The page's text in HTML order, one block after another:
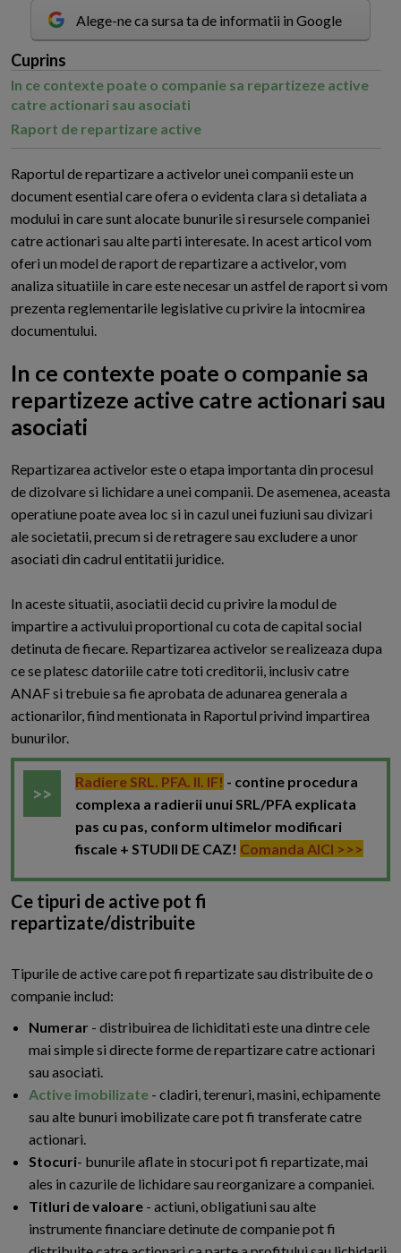
Alege-ne ca sursa ta de informatii in Google
Cuprins
In ce contexte poate o companie sa repartizeze active
catre actionari sau asociati
Raport de repartizare active
Raportul de repartizare a activelor unei companii este un
document esential care ofera o evidenta clara si detaliata a
modului in care sunt alocate bunurile si resursele companiei
catre actionari sau alte parti interesate. In acest articol vom
oferi un model de raport de repartizare a activelor, vom
analiza situatiile in care este necesar un astfel de raport si vom
prezenta reglementarile legislative cu privire la intocmirea
documentului.
In ce contexte poate o companie sa
repartizeze active catre actionari sau
asociati
Repartizarea activelor este o etapa importanta din procesul
de dizolvare si lichidare a unei companii. De asemenea, aceasta
operatiune poate avea loc si in cazul unei fuziuni sau divizari
ale societatii, precum si de retragere sau excludere a unor
asociati din cadrul entitatii juridice.
In aceste situatii, asociatii decid cu privire la modul de
impartire a activului proportional cu cota de capital social
detinuta de fiecare. Repartizarea activelor se realizeaza dupa
ce se platesc datoriile catre toti creditorii, inclusiv catre
ANAF si trebuie sa fie aprobata de adunarea generala a
actionarilor, fiind mentionata in Raportul privind impartirea
bunurilor.
Radiere SRL. PFA. II. IF! - contine procedura
complexa a radierii unui SRL/PFA explicata
pas cu pas, conform ultimelor modificari
fiscale + STUDII DE CAZ! Comanda AICI >>>
Ce tipuri de active pot fi
repartizate/distribuite
Tipurile de active care pot fi repartizate sau distribuite de o
companie includ:
Numerar - distribuirea de lichiditati este una dintre cele
mai simple si directe forme de repartizare catre actionari
sau asociati.
Active imobilizate - cladiri, terenuri, masini, echipamente
sau alte bunuri imobilizate care pot fi transferate catre
actionari.
Stocuri- bunurile aflate in stocuri pot fi repartizate, mai
ales in cazurile de lichidare sau reorganizare a companiei.
Titluri de valoare - actiuni, obligatiuni sau alte
instrumente financiare detinute de companie pot fi